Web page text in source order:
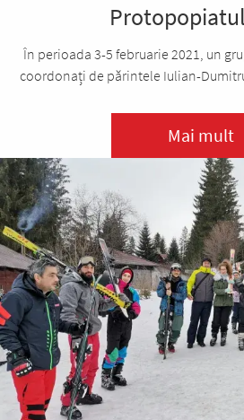
În perioada 3-5 februarie 2021, un
coordonați de părintele Iulian-
Mai mult